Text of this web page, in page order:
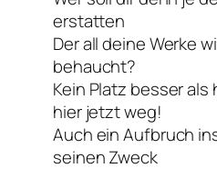
erstatten
Der all deine Werke
behaucht?
Kein Platz besser als
hier jetzt weg!
Auch ein Aufbruch
seinen Zweck